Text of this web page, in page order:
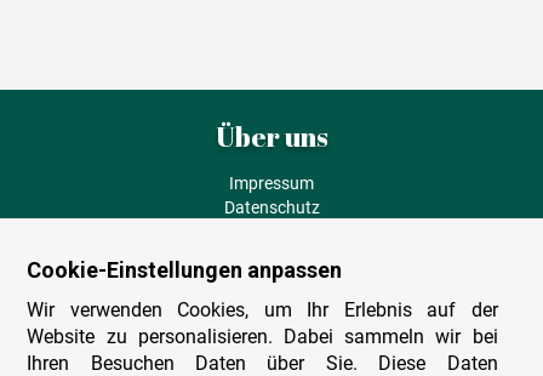
Über uns
Impressum
Datenschutz
Versand und Lieferung
Zahlungsarten
Herstellungsland
Widerruf
Cookie-Einstellungen anpassen
Wir verwenden Cookies, um Ihr Erlebnis auf der
Website zu personalisieren. Dabei sammeln wir bei
Ihren Besuchen Daten über Sie. Diese Daten